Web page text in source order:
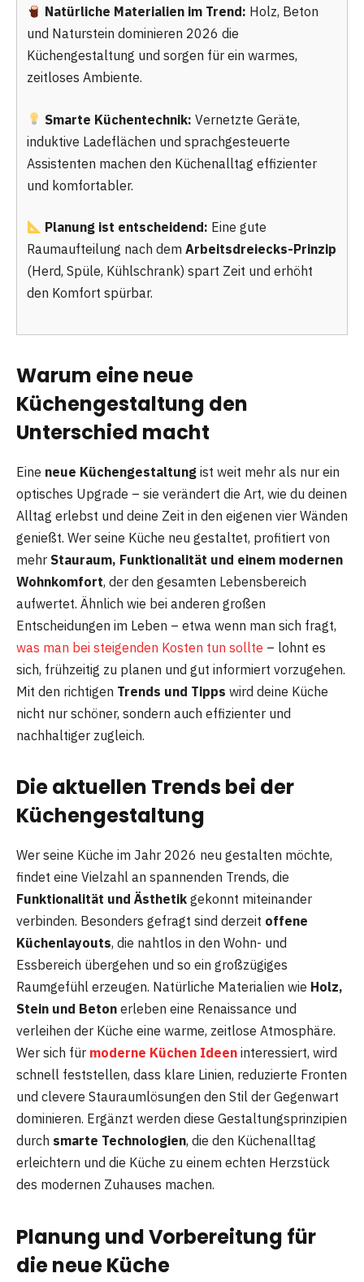
Natürliche Materialien im Trend: Holz, Beton
und Naturstein dominieren 2026 die
Küchengestaltung und sorgen für ein warmes,
zeitloses Ambiente.
Smarte Küchentechnik: Vernetzte Geräte,
induktive Ladeflächen und sprachgesteuerte
Assistenten machen den Küchenalltag effizienter
und komfortabler.
Planung ist entscheidend: Eine gute
Raumaufteilung nach dem Arbeitsdreiecks-Prinzip
(Herd, Spüle, Kühlschrank) spart Zeit und erhöht
den Komfort spürbar.
Warum eine neue
Küchengestaltung den
Unterschied macht
Eine neue Küchengestaltung ist weit mehr als nur ein
optisches Upgrade – sie verändert die Art, wie du deinen
Alltag erlebst und deine Zeit in den eigenen vier Wänden
genießt. Wer seine Küche neu gestaltet, profitiert von
mehr Stauraum, Funktionalität und einem modernen
Wohnkomfort, der den gesamten Lebensbereich
aufwertet. Ähnlich wie bei anderen großen
Entscheidungen im Leben – etwa wenn man sich fragt,
was man bei steigenden Kosten tun sollte – lohnt es
sich, frühzeitig zu planen und gut informiert vorzugehen.
Mit den richtigen Trends und Tipps wird deine Küche
nicht nur schöner, sondern auch effizienter und
nachhaltiger zugleich.
Die aktuellen Trends bei der
Küchengestaltung
Wer seine Küche im Jahr 2026 neu gestalten möchte,
findet eine Vielzahl an spannenden Trends, die
Funktionalität und Ästhetik gekonnt miteinander
verbinden. Besonders gefragt sind derzeit offene
Küchenlayouts, die nahtlos in den Wohn- und
Essbereich übergehen und so ein großzügiges
Raumgefühl erzeugen. Natürliche Materialien wie Holz,
Stein und Beton erleben eine Renaissance und
verleihen der Küche eine warme, zeitlose Atmosphäre.
Wer sich für moderne Küchen Ideen interessiert, wird
schnell feststellen, dass klare Linien, reduzierte Fronten
und clevere Stauraumlösungen den Stil der Gegenwart
dominieren. Ergänzt werden diese Gestaltungsprinzipien
durch smarte Technologien, die den Küchenalltag
erleichtern und die Küche zu einem echten Herzstück
des modernen Zuhauses machen.
Planung und Vorbereitung für
die neue Küche